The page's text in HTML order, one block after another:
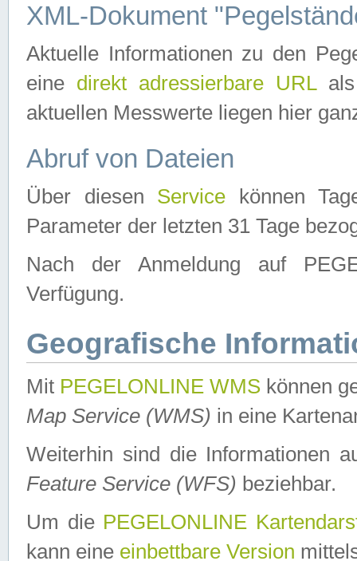
XML-Dokument
Aktuelle Informationen zu den
eine direkt adressierbare URLals
aktuellen Messwerte liegen hier
Abruf von Dateien
Über diesen Service können
Parameter der letzten 31 Tage
Nach der Anmeldung auf
Verfügung.
Geografische
Mit PEGELONLINE WMS können
Map Service (WMS) in eine
Weiterhin sind die Informationen
Feature Service (WFS) beziehbar.
Um die PEGELONLINE
kann eine einbettbare Version